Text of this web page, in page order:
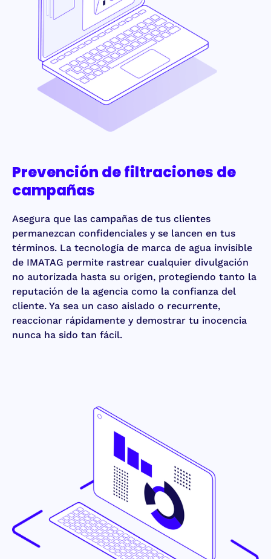
Prevención de filtraciones de
campañas
Asegura que las campañas de tus clientes
permanezcan confidenciales y se lancen en tus
términos. La tecnología de marca de agua invisible
de IMATAG permite rastrear cualquier divulgación
no autorizada hasta su origen, protegiendo tanto la
reputación de la agencia como la confianza del
cliente. Ya sea un caso aislado o recurrente,
reaccionar rápidamente y demostrar tu inocencia
nunca ha sido tan fácil.